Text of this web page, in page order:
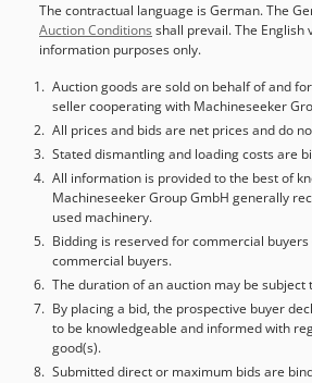
- Potencia motor principal [kW]: 7,8 -
[mm]: 40 - Longitud de la mesa [mm]:
mesa [mm]: 450 - Husillo inclinable:
Inclinación mínima [°]: 0 - └ Inclinación
Dispositivo de avance incluido: Sí -
Tipo: Euromeo - Número de ruedas
velocidades: 2 - Guía incluida: Sí -
Velocidad mínima del husillo [rpm]:
la velocidad del husillo: Paso a paso -
transporte: 2680mm x 1200mm x
alto) - Peso de transporte [kg]: 950 kg
transporte [ud.]: 1 Información
indicado es más IVA IVA/diferencia
deducible para empresas Entrega y
cualquier momento para todo el
Diebels
The contractual language is German. The
Auction Conditions shall prevail. The English
information purposes only.
Auction goods are sold on behalf of and
seller cooperating with Machineseeker
All prices and bids are net prices and do
Stated dismantling and loading costs are
All information is provided to the best of
Machineseeker Group GmbH generally
used machinery.
Bidding is reserved for commercial buyers
commercial buyers.
The duration of an auction may be subject
By placing a bid, the prospective buyer
to be knowledgeable and informed with
good(s).
Submitted direct or maximum bids are